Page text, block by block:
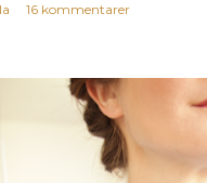
16 kommentarer